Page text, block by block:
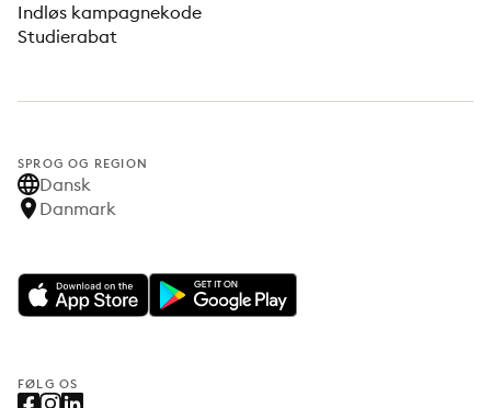
Indløs kampagnekode
Studierabat
SPROG OG REGION
Dansk
Danmark
FØLG OS